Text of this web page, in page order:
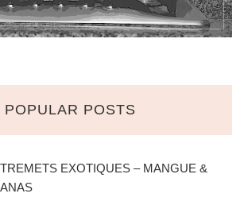
POPULAR POSTS
EXOTIQUES – MANGUE &